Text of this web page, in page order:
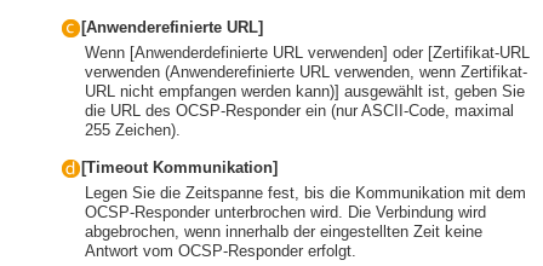
[Anwenderefinierte URL]
Wenn [Anwenderdefinierte URL verwenden] oder [Zertifikat-URL
verwenden (Anwenderefinierte URL verwenden, wenn Zertifikat-
URL nicht empfangen werden kann)] ausgewählt ist, geben Sie
die URL des OCSP-Responder ein (nur ASCII-Code, maximal
255 Zeichen).
[Timeout Kommunikation]
Legen Sie die Zeitspanne fest, bis die Kommunikation mit dem
OCSP-Responder unterbrochen wird. Die Verbindung wird
abgebrochen, wenn innerhalb der eingestellten Zeit keine
Antwort vom OCSP-Responder erfolgt.